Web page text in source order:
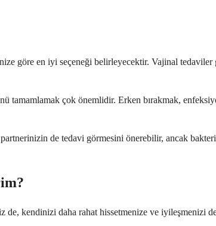
göre en iyi seçeneği belirleyecektir. Vajinal
tamamlamak çok önemlidir. Erken bırakmak,
de tedavi görmesini önerebilir, ancak
kendinizi daha rahat hissetmenize ve iyileşmenizi